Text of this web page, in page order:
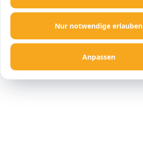
Nur notwendige erlauben
Anpassen